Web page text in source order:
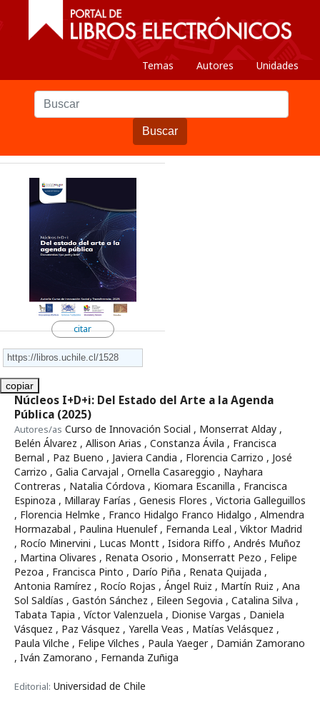
Temas Autores Unidades
Buscar
citar
copiar
Núcleos I+D+i: Del Estado del Arte a la Agenda
Pública (2025)
Autores/as Curso de Innovación Social , Monserrat Alday ,
Belén Álvarez , Allison Arias , Constanza Ávila , Francisca
Bernal , Paz Bueno , Javiera Candia , Florencia Carrizo , José
Carrizo , Galia Carvajal , Ornella Casareggio , Nayhara
Contreras , Natalia Córdova , Kiomara Escanilla , Francisca
Espinoza , Millaray Farías , Genesis Flores , Victoria Galleguillos
, Florencia Helmke , Franco Hidalgo Franco Hidalgo , Almendra
Hormazabal , Paulina Huenulef , Fernanda Leal , Viktor Madrid
, Rocío Minervini , Lucas Montt , Isidora Riffo , Andrés Muñoz
, Martina Olivares , Renata Osorio , Monserratt Pezo , Felipe
Pezoa , Francisca Pinto , Darío Piña , Renata Quijada ,
Antonia Ramírez , Rocío Rojas , Ángel Ruiz , Martín Ruiz , Ana
Sol Saldías , Gastón Sánchez , Eileen Segovia , Catalina Silva ,
Tabata Tapia , Víctor Valenzuela , Dionise Vargas , Daniela
Vásquez , Paz Vásquez , Yarella Veas , Matías Velásquez ,
Paula Vilche , Felipe Vilches , Paula Yaeger , Damián Zamorano
, Iván Zamorano , Fernanda Zuñiga
Editorial: Universidad de Chile